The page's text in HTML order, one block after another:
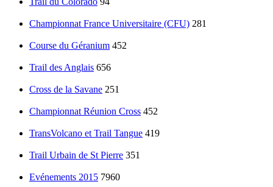
Championnat France Universitaire (CFU) 281
Course du Géranium 452
Trail des Anglais 656
Cross de la Savane 251
Championnat Réunion Cross 452
TransVolcano et Trail Tangue 419
Trail Urbain de St Pierre 351
Evénements 2015 7960